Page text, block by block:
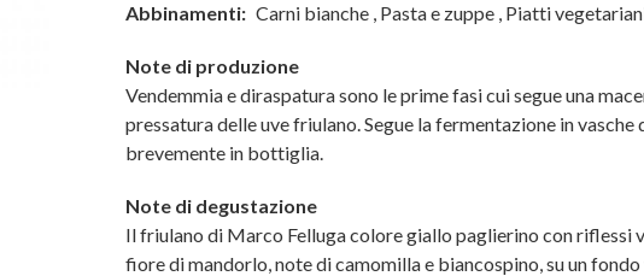
Abbinamenti: Carni bianche , Pasta e zuppe , Piatti
Note di produzione
Vendemmia e diraspatura sono le prime fasi cui segue una
pressatura delle uve friulano. Segue la fermentazione in
brevemente in bottiglia.
Note di degustazione
Il friulano di Marco Felluga colore giallo paglierino con riflessi
fiore di mandorlo, note di camomilla e biancospino, su un